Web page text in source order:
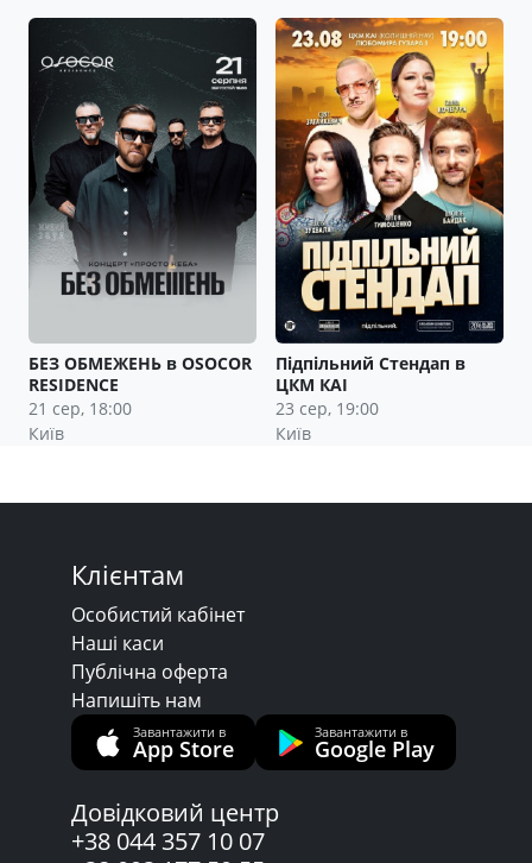
БЕЗ ОБМЕЖЕНЬ в OSOCOR
RESIDENCE
21 сер, 18:00
Київ
Підпільний Стендап в
ЦКМ КАІ
23 сер, 19:00
Київ
Клієнтам
Особистий кабінет
Наші каси
Публічна оферта
Напишіть нам
Завантажити в
App Store
Завантажити в
Google Play
Довідковий центр
+38 044 357 10 07